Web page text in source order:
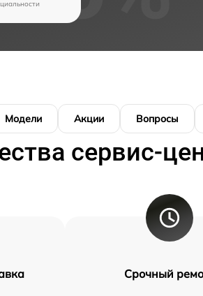
Модели Акции Вопросы
сервис-
Срочный